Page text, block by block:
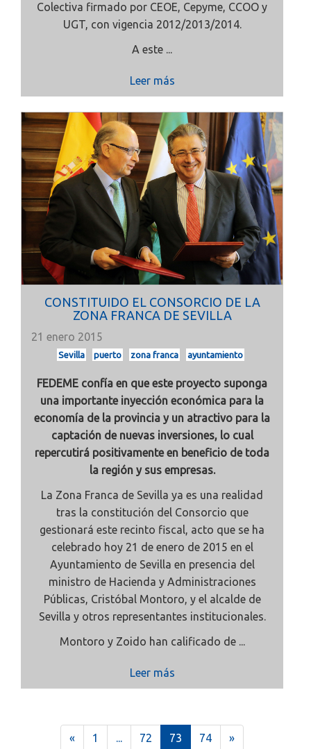
Colectiva firmado por CEOE, Cepyme, CCOO y
UGT, con vigencia 2012/2013/2014.
A este ...
Leer más
CONSTITUIDO EL CONSORCIO DE LA
ZONA FRANCA DE SEVILLA
21 enero 2015
Sevilla puerto zona franca ayuntamiento
FEDEME confía en que este proyecto suponga
una importante inyección económica para la
economía de la provincia y un atractivo para la
captación de nuevas inversiones, lo cual
repercutirá positivamente en beneficio de toda
la región y sus empresas.
La Zona Franca de Sevilla ya es una realidad
tras la constitución del Consorcio que
gestionará este recinto fiscal, acto que se ha
celebrado hoy 21 de enero de 2015 en el
Ayuntamiento de Sevilla en presencia del
ministro de Hacienda y Administraciones
Públicas, Cristóbal Montoro, y el alcalde de
Sevilla y otros representantes institucionales.
Montoro y Zoido han calificado de ...
Leer más
« 1 ... 72 73 74 »